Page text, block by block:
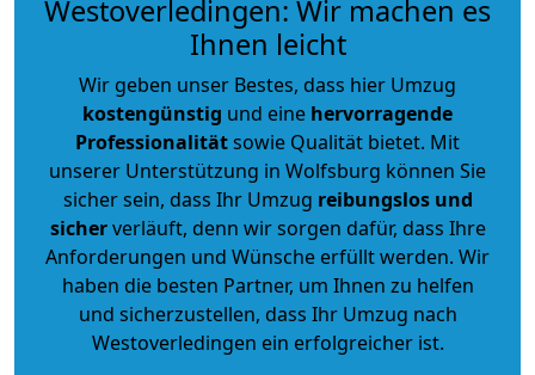
Westoverledingen: Wir machen es
Ihnen leicht
Wir geben unser Bestes, dass hier Umzug
kostengünstig und eine hervorragende
Professionalitätsowie Qualität bietet. Mit
unserer Unterstützung in Wolfsburg können Sie
sicher sein, dass Ihr Umzug reibungslos und
sicherverläuft, denn wir sorgen dafür, dass Ihre
Anforderungen und Wünsche erfüllt werden. Wir
haben die besten Partner, um Ihnen zu helfen
und sicherzustellen, dass Ihr Umzug nach
Westoverledingen ein erfolgreicher ist.